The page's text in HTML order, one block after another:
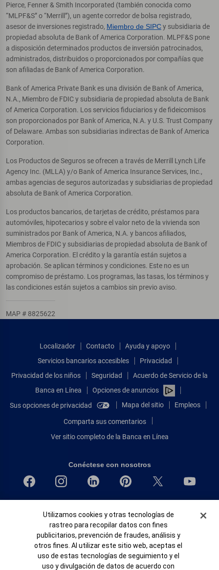
Pierce, Fenner & Smith Incorporated (también conocida como
“MLPF&S” o “Merrill”), un agente corredor de bolsa registrado,
asesor de inversiones registrado, Miembro de SIPCy subsidiaria de
propiedad absoluta de Bank of America Corporation. MLPF&S pone
a disposición determinados productos de inversión patrocinados,
administrados, distribuidos o proporcionados por compañías que
son afiliadas de Bank of America Corporation.
Bank of America Private Bank es una división de Bank of America,
N.A., Miembro de FDIC y subsidiaria de propiedad absoluta de Bank
of America Corporation. Los servicios fiduciarios y de fideicomisos
son proporcionados por Bank of America, N.A. y U.S. Trust Company
of Delaware. Ambas son subsidiarias indirectas de Bank of America
Corporation.
Los Productos de Seguros se ofrecen a través de Merrill Lynch Life
Agency Inc. (MLLA) y/o Bank of America Insurance Services, Inc.,
ambas agencias de seguros autorizadas y subsidiarias de propiedad
absoluta de Bank of America Corporation.
Los productos bancarios, de tarjetas de crédito, préstamos para
automóviles, hipotecarios y sobre el valor neto de la vivienda son
suministrados por Bank of America, N.A. y bancos afiliados,
Miembros de FDIC y subsidiarias de propiedad absoluta de Bank of
America Corporation. El crédito y la garantía están sujetos a
aprobación. Se aplican términos y condiciones. Este no es un
compromiso de préstamo. Los programas, las tasas, los términos y
las condiciones están sujetos a cambios sin previo aviso.
MAP # 8825622
Localizador Contacto
Ayuda y apoyo
Servicios bancarios accesibles
Privacidad
Privacidad de los niños
Seguridad
Acuerdo de Servicio de la
Banca en Línea
Opciones de anuncios
Sus opciones de privacidad
Mapa del sitio Empleos
Comparta sus comentarios
Ver sitio completo de la Banca en Línea
Conéctese con nosotros
Igualdad de oportunidades en préstamos para viviendas
© 2026 Bank of America Corporation.
Todos Los Derechos Reservados.
Patente: patents.bankofamerica.com
Banner de Cookies
Utilizamos cookies y otras tecnologías de
rastreo para recopilar datos con fines
publicitarios, prevención de fraudes, análisis y
otros fines. Al utilizar este sitio web, aceptas el
uso de estas tecnologías de seguimiento y el
uso y divulgación de datos de acuerdo con